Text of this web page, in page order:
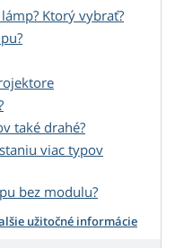
Ktorý vybrať?
také drahé?
viac typov
bez modulu?
užitočné informácie